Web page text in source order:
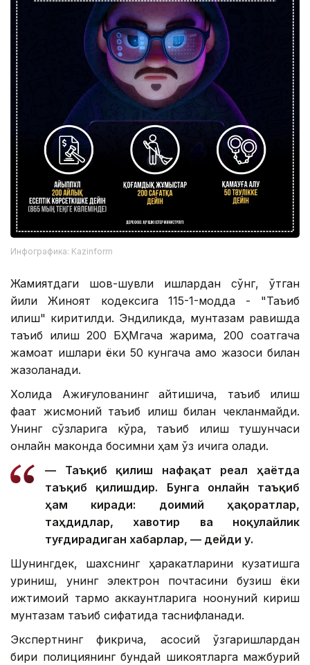
Инфографика: Kazinform
Жамиятдаги шов-шувли ишлардан сўнг, ўтган
йили Жиноят кодексига 115-1-модда - "Таъқиб
қилиш" киритилди. Эндиликда, мунтазам равишда
таъқиб қилиш 200 БҲМгача жарима, 200 соатгача
жамоат ишлари ёки 50 кунгача қамоқ жазоси билан
жазоланади.
Холида Ажиғулованинг айтишича, таъқиб қилиш
фақат жисмоний таъқиб қилиш билан чекланмайди.
Унинг сўзларига кўра, таъқиб қилиш тушунчаси
онлайн маконда босимни ҳам ўз ичига олади.
— Таъқиб қилиш нафақат реал ҳаётда
таъқиб қилишдир. Бунга онлайн таъқиб
ҳам киради: доимий ҳақоратлар,
таҳдидлар, хавотир ва ноқулайлик
туғдирадиган хабарлар, — дейди у.
Шунингдек, шахснинг ҳаракатларини кузатишга
уриниш, унинг электрон почтасини бузиш ёки
ижтимоий тармоқ аккаунтларига ноқонуний кириш
мунтазам таъқиб сифатида таснифланади.
Экспертнинг фикрича, асосий ўзгаришлардан
бири полициянинг бундай шикоятларга мажбурий